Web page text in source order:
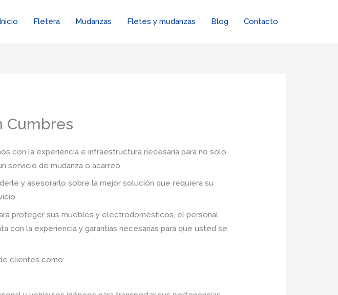
Inicio Fletera Mudanzas Fletes y mudanzas Blog Contacto
Cumbres
con la experiencia e infraestructura necesaria para no solo
servicio de mudanza o acarreo.
y asesorarlo sobre la mejor solución que requiera su
proteger sus muebles y electrodomésticos, el personal
con la experiencia y garantías necesarias para que usted se
clientes como: